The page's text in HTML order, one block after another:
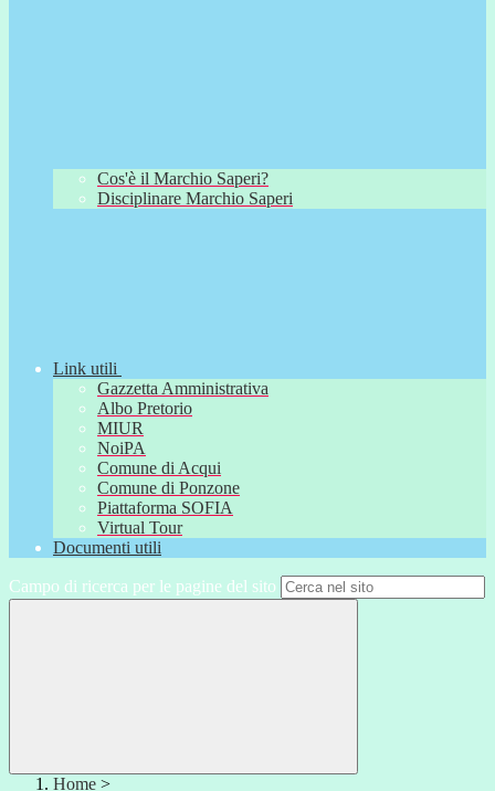
Cos'è il Marchio Saperi?
Disciplinare Marchio Saperi
Link utili
Gazzetta Amministrativa
Albo Pretorio
MIUR
NoiPA
Comune di Acqui
Comune di Ponzone
Piattaforma SOFIA
Virtual Tour
Documenti utili
Campo di ricerca per le pagine del sito
Home >